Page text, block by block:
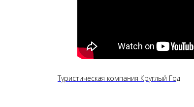
Туристическая компания Круглый Год